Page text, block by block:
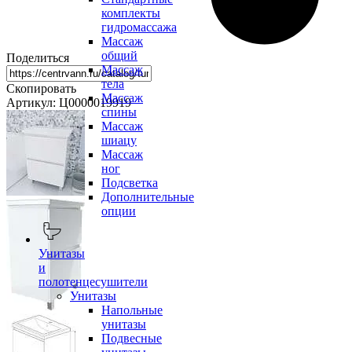
комплекты
гидромассажа
Массаж
общий
Массаж
тела
Массаж
спины
Массаж
шиацу
Массаж
ног
Подсветка
Дополнительные
опции
Унитазы
и
полотенцесушители
Унитазы
Напольные
унитазы
Подвесные
Поделиться
Скопировать
Артикул: Ц0000019919